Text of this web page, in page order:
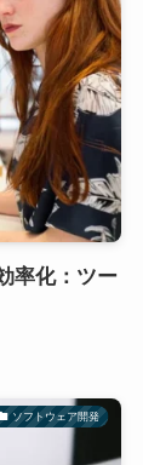
率化：ツー
ソフトウェア開発